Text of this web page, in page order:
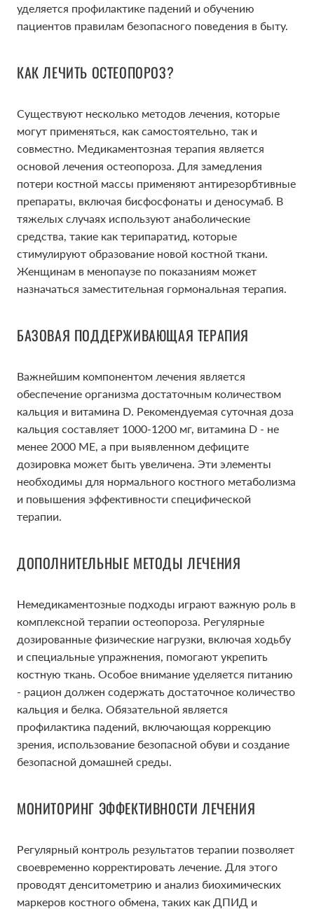
уделяется профилактике падений и обучению
пациентов правилам безопасного поведения в быту.
КАК ЛЕЧИТЬ ОСТЕОПОРОЗ?
Существуют несколько методов лечения, которые
могут применяться, как самостоятельно, так и
совместно. Медикаментозная терапия является
основой лечения остеопороза. Для замедления
потери костной массы применяют антирезорбтивные
препараты, включая бисфосфонаты и деносумаб. В
тяжелых случаях используют анаболические
средства, такие как терипаратид, которые
стимулируют образование новой костной ткани.
Женщинам в менопаузе по показаниям может
назначаться заместительная гормональная терапия.
БАЗОВАЯ ПОДДЕРЖИВАЮЩАЯ ТЕРАПИЯ
Важнейшим компонентом лечения является
обеспечение организма достаточным количеством
кальция и витамина D. Рекомендуемая суточная доза
кальция составляет 1000-1200 мг, витамина D - не
менее 2000 МЕ, а при выявленном дефиците
дозировка может быть увеличена. Эти элементы
необходимы для нормального костного метаболизма
и повышения эффективности специфической
терапии.
ДОПОЛНИТЕЛЬНЫЕ МЕТОДЫ ЛЕЧЕНИЯ
Немедикаментозные подходы играют важную роль в
комплексной терапии остеопороза. Регулярные
дозированные физические нагрузки, включая ходьбу
и специальные упражнения, помогают укрепить
костную ткань. Особое внимание уделяется питанию
- рацион должен содержать достаточное количество
кальция и белка. Обязательной является
профилактика падений, включающая коррекцию
зрения, использование безопасной обуви и создание
безопасной домашней среды.
МОНИТОРИНГ ЭФФЕКТИВНОСТИ ЛЕЧЕНИЯ
Регулярный контроль результатов терапии позволяет
своевременно корректировать лечение. Для этого
проводят денситометрию и анализ биохимических
маркеров костного обмена, таких как ДПИД и